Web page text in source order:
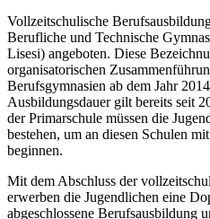
Vollzeitschulische
Berufliche und Technische
Lisesi) angeboten. Diese
organisatorischen
Berufsgymnasien ab dem Jahr
Ausbildungsdauer gilt bereits seit
der Primarschule müssen die
bestehen, um an diesen Schulen
beginnen.
Mit dem Abschluss der
erwerben die Jugendlichen eine
abgeschlossene Berufsausbildung